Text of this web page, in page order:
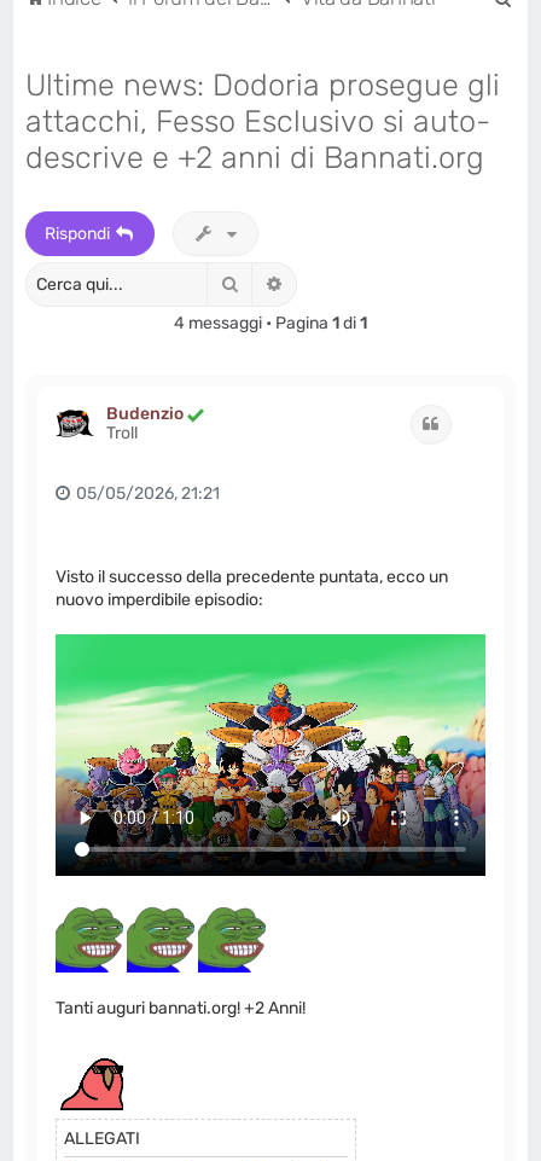
Ultime news: Dodoria prosegue gli
attacchi, Fesso Esclusivo si auto-
descrive e +2 anni di Bannati.org
Rispondi
Cerca
4 messaggi • Pagina 1di1
Budenzio
Troll
05/05/2026, 21:21
Visto il successo della precedente puntata, ecco un
nuovo imperdibile episodio:
Tanti auguri bannati.org! +2 Anni!
ALLEGATI